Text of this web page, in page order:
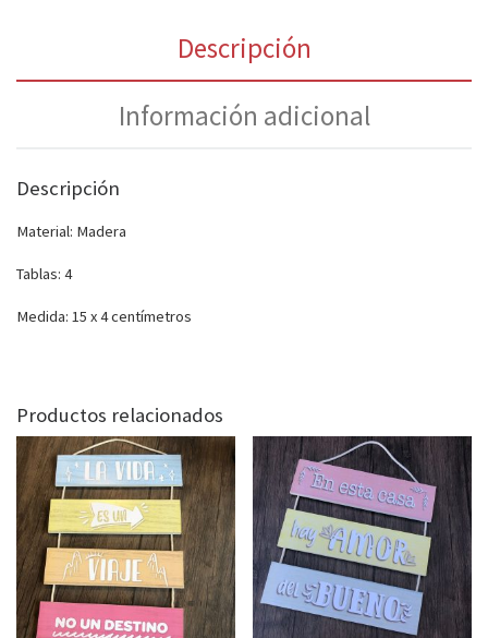
Descripción
Información adicional
Descripción
Material: Madera
Tablas: 4
Medida: 15 x 4 centímetros
Productos relacionados